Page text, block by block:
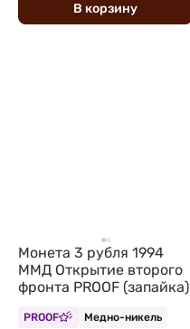
В корзину
Монета 3 рубля 1994
ММД Открытие второго
фронта PROOF (запайка)
PROOF Медно-никель